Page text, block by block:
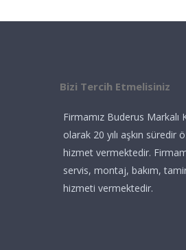
Bizi Tercih Etmelisiniz
Firmamız Buderus Markalı
olarak 20 yılı aşkın süredir
hizmet vermektedir.
servis, montaj, bakım,
hizmeti vermektedir.